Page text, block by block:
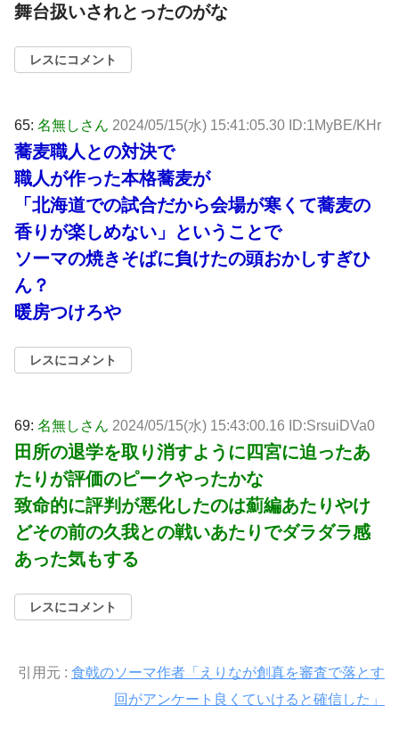
舞台扱いされとったのがな
レスにコメント
65: 名無しさん 2024/05/15(水) 15:41:05.30 ID:1MyBE/KHr
蕎麦職人との対決で
職人が作った本格蕎麦が
「北海道での試合だから会場が寒くて蕎麦の
香りが楽しめない」ということで
ソーマの焼きそばに負けたの頭おかしすぎひ
ん？
暖房つけろや
レスにコメント
69: 名無しさん 2024/05/15(水) 15:43:00.16 ID:SrsuiDVa0
田所の退学を取り消すように四宮に迫ったあ
たりが評価のピークやったかな
致命的に評判が悪化したのは薊編あたりやけ
どその前の久我との戦いあたりでダラダラ感
あった気もする
レスにコメント
引用元 : 食戟のソーマ作者「えりなが創真を審査で落とす
回がアンケート良くていけると確信した」